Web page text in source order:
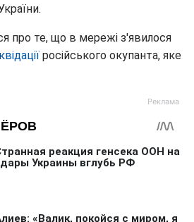
про те, що в мережі з'явилося
російського окупанта, яке